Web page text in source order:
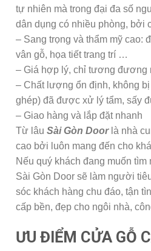
tự nhiên mà trong đại đa số
dân dụng có nhiều phòng, bởi
– Sang trọng và thẩm mỹ cao:
vân gỗ, họa tiết trang trí …
– Giá hợp lý, chỉ tương đương
– Chất lượng ổn định, không
ghép) đã được xử lý tẩm, sấy
– Giao hàng và lắp đặt nhanh
Từ lâu Sài Gòn Doorlà nhà
cao bởi luôn mang đến cho
Nếu quý khách đang muốn
Sài Gòn Door sẽ làm người
sóc khách hàng chu đáo, tận
cấp bền, đẹp cho ngôi nhà,
ƯU ĐIỂM CỬA GỖ